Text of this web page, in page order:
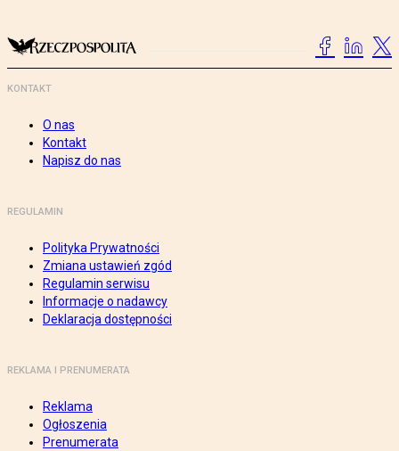
KONTAKT
O nas
Kontakt
Napisz do nas
REGULAMIN
Polityka Prywatności
Zmiana ustawień zgód
Regulamin serwisu
Informacje o nadawcy
Deklaracja dostępności
REKLAMA I PRENUMERATA
Reklama
Ogłoszenia
Prenumerata